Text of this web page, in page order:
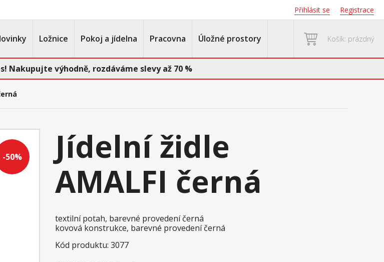
Přihlásit se Registrace
Ložnice Pokoj a jídelna Pracovna Úložné prostory Košík: prázdný
Nakupujte výhodně, rozdáváme slevy až 70 %
-50%
Jídelní židle
AMALFI černá
textilní potah, barevné provedení černá
kovová konstrukce, barevné provedení černá
Kód produktu: 3077